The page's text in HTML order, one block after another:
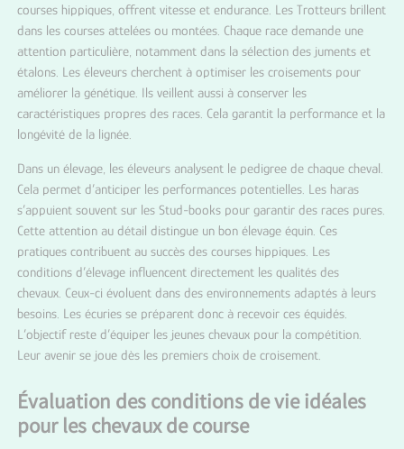
courses hippiques, offrent vitesse et endurance. Les Trotteurs brillent
dans les courses attelées ou montées. Chaque race demande une
attention particulière, notamment dans la sélection des juments et
étalons. Les éleveurs cherchent à optimiser les croisements pour
améliorer la génétique. Ils veillent aussi à conserver les
caractéristiques propres des races. Cela garantit la performance et la
longévité de la lignée.
Dans un élevage, les éleveurs analysent le pedigree de chaque cheval.
Cela permet d’anticiper les performances potentielles. Les haras
s’appuient souvent sur les Stud-books pour garantir des races pures.
Cette attention au détail distingue un bon élevage équin. Ces
pratiques contribuent au succès des courses hippiques. Les
conditions d’élevage influencent directement les qualités des
chevaux. Ceux-ci évoluent dans des environnements adaptés à leurs
besoins. Les écuries se préparent donc à recevoir ces équidés.
L’objectif reste d’équiper les jeunes chevaux pour la compétition.
Leur avenir se joue dès les premiers choix de croisement.
Évaluation des conditions de vie idéales
pour les chevaux de course